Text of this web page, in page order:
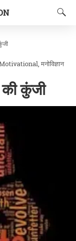
मनोविज्ञान
कुंजी